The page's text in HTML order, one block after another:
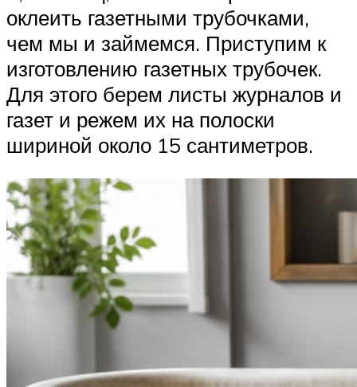
оклеить газетными трубочками,
чем мы и займемся. Приступим к
изготовлению газетных трубочек.
Для этого берем листы журналов и
газет и режем их на полоски
шириной около 15 сантиметров.